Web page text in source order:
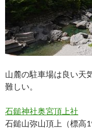
山麓の駐車場は良い天
難しい。
石鎚神社奥宮頂上社
石鎚山弥山頂上（標高